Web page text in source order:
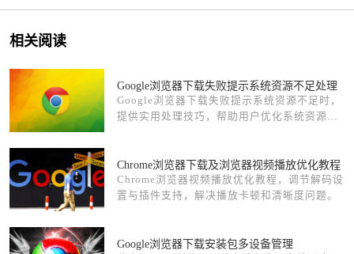
相关阅读
Google浏览器下载失败提示系统资源不足处理
Google浏览器下载失败提示系统资源不足时，
提供实用处理技巧，帮助用户优化系统资源，
Chrome浏览器下载及浏览器视频播放优化教程
Chrome浏览器视频播放优化教程，调节解码设
置与插件支持，解决播放卡顿和清晰度问题。
Google浏览器下载安装包多设备管理